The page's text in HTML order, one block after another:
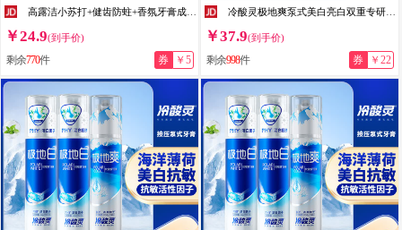
￥24.9(到手价)
剩余770件 券 ￥5
￥37.9(到手价)
剩余998件 券 ￥22